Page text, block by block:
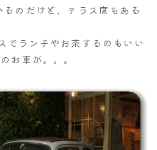
のだけど、テラス席もある
でランチやお茶するのもいい
お車が。。。